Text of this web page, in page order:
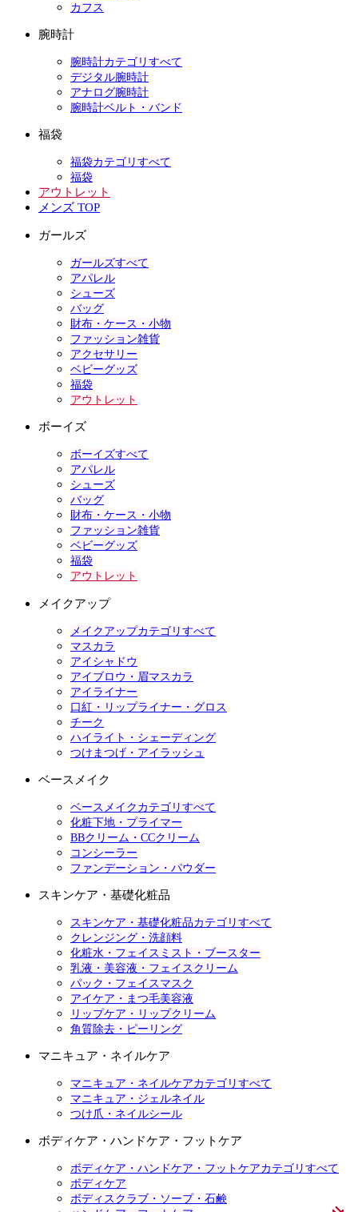
カフス
腕時計
腕時計カテゴリすべて
デジタル腕時計
アナログ腕時計
腕時計ベルト・バンド
福袋
福袋カテゴリすべて
福袋
アウトレット
メンズ TOP
ガールズ
ガールズすべて
アパレル
シューズ
バッグ
財布・ケース・小物
ファッション雑貨
アクセサリー
ベビーグッズ
福袋
アウトレット
ボーイズ
ボーイズすべて
アパレル
シューズ
バッグ
財布・ケース・小物
ファッション雑貨
ベビーグッズ
福袋
アウトレット
メイクアップ
メイクアップカテゴリすべて
マスカラ
アイシャドウ
アイブロウ・眉マスカラ
アイライナー
口紅・リップライナー・グロス
チーク
ハイライト・シェーディング
つけまつげ・アイラッシュ
ベースメイク
ベースメイクカテゴリすべて
化粧下地・プライマー
BBクリーム・CCクリーム
コンシーラー
ファンデーション・パウダー
スキンケア・基礎化粧品
スキンケア・基礎化粧品カテゴリすべて
クレンジング・洗顔料
化粧水・フェイスミスト・ブースター
乳液・美容液・フェイスクリーム
パック・フェイスマスク
アイケア・まつ毛美容液
リップケア・リップクリーム
角質除去・ピーリング
マニキュア・ネイルケア
マニキュア・ネイルケアカテゴリすべて
マニキュア・ジェルネイル
つけ爪・ネイルシール
ボディケア・ハンドケア・フットケア
ボディケア・ハンドケア・フットケアカテゴリすべて
ボディケア
ボディスクラブ・ソープ・石鹸